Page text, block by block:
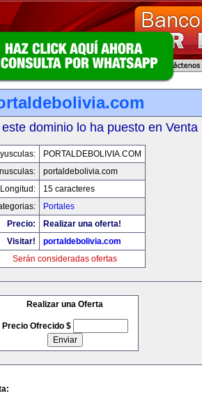
dominio lo ha puesto en Venta
PORTALDEBOLIVIA.COM
portaldebolivia.com
Longitud:
15 caracteres
Portales
Precio:
Realizar una oferta!
Visitar!
portaldebolivia.com
Serán consideradas ofertas
Realizar una Oferta
Precio Ofrecido $